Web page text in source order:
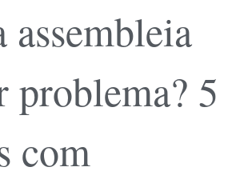
assembleia
problema? 5
com